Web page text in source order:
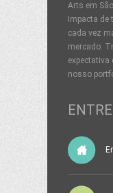
Arts em
Impacta
cada vez
mercado.
expectativa
nosso